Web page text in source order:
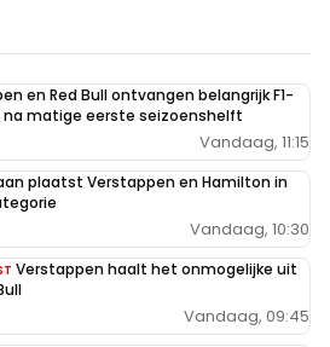
Salarissen gaan natuurlijk per
Daarbij is het maar de vraag of
na dit seizoen. Als dat namelijk niet
vergelijking sowieso niet op.
en Red Bull ontvangen belangrijk F1-
na matige eerste seizoenshelft
Vandaag, 11:15
plaatst Verstappen en Hamilton in
Vandaag, 10:30
Verstappen haalt het onmogelijke uit
Vandaag, 09:45